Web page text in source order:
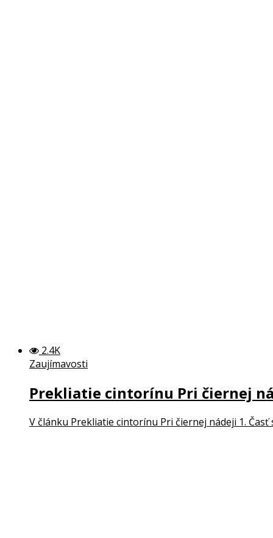
2.4K
Zaujímavosti
Prekliatie cintorínu Pri čiernej
V článku Prekliatie cintorínu Pri čiernej nádeji 1.